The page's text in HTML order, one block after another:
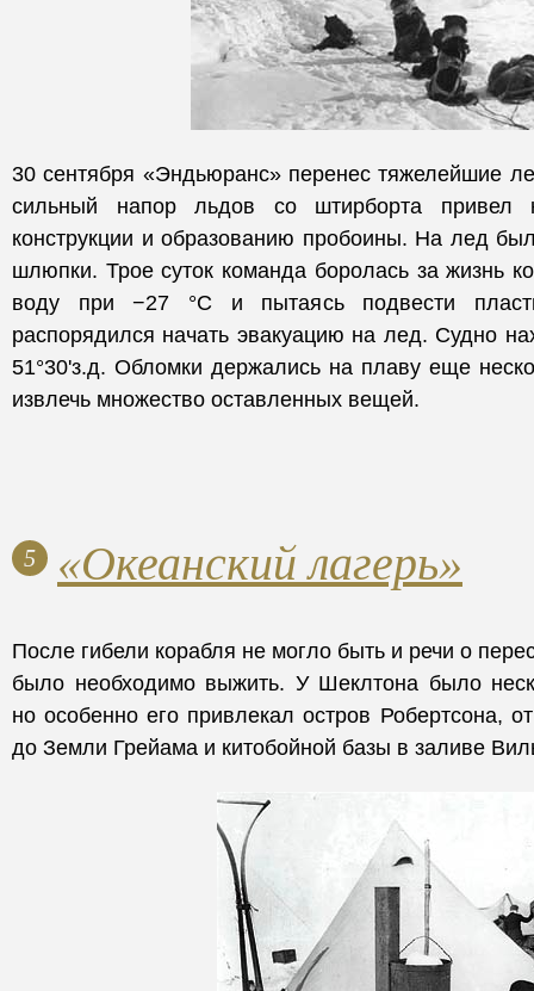
30 сентября «Эндьюранс» перенес тяжелейшие
сильный напор льдов со штирборта привел
конструкции и образованию пробоины. На лед
шлюпки. Трое суток команда боролась за жизнь
воду при −27 °C и пытаясь подвести
распорядился начать эвакуацию на лед. Судно
51°30'з.д. Обломки держались на плаву еще
извлечь множество оставленных вещей.
5 «Океанский лагерь»
После гибели корабля не могло быть и речи о
было необходимо выжить. У Шеклтона было
но особенно его привлекал остров Робертсона,
до Земли Грейама и китобойной базы в заливе